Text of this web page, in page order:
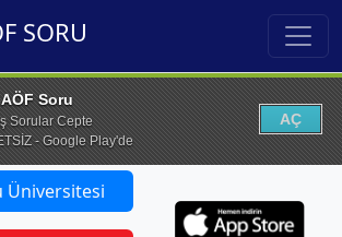
SORU
Soru
Sorular Cepte
- Google Play'de
AÇ
Üniversitesi